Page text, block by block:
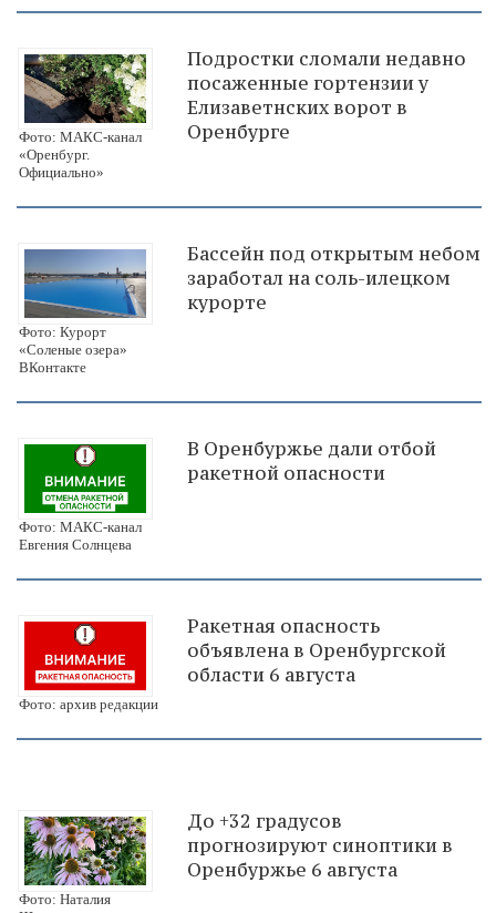
Фото: МАКС-канал
«Оренбург.
Официально»
Подростки сломали недавно
посаженные гортензии у
Елизаветнских ворот в
Оренбурге
Фото: Курорт
«Соленые озера»
ВКонтакте
Бассейн под открытым небом
заработал на соль-илецком
курорте
Фото: МАКС-канал
Евгения Солнцева
В Оренбуржье дали отбой
ракетной опасности
Фото: архив редакции
Ракетная опасность
объявлена в Оренбургской
области 6 августа
Фото: Наталия
До +32 градусов
прогнозируют синоптики в
Оренбуржье 6 августа